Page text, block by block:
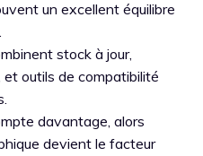
un excellent équilibre
stock à jour,
outils de compatibilité
davantage, alors
devient le facteur